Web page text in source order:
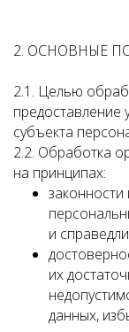
2. ОСНОВНЫЕ
2.1. Целью
предоставление
субъекта
2.2. Обработка
на принципах:
и
их
данных,